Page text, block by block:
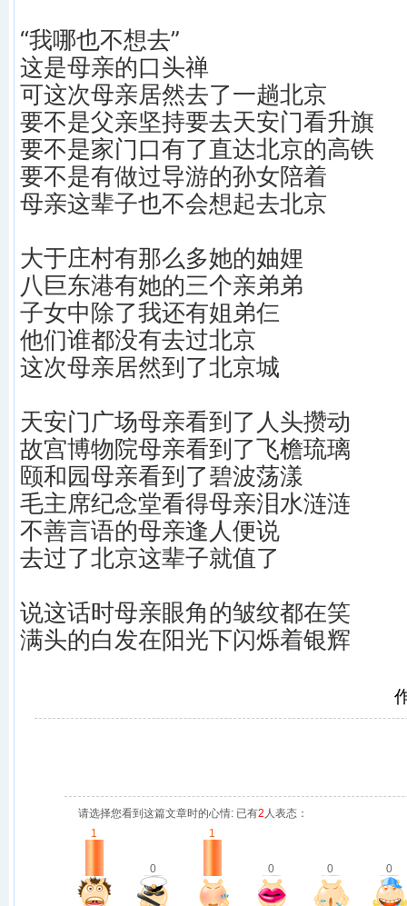
“我哪也不想去”
这是母亲的口头禅
可这次母亲居然去了一趟北京
要不是父亲坚持要去天安门看升旗
要不是家门口有了直达北京的高铁
要不是有做过导游的孙女陪着
母亲这辈子也不会想起去北京
大于庄村有那么多她的妯娌
八巨东港有她的三个亲弟弟
子女中除了我还有姐弟仨
他们谁都没有去过北京
这次母亲居然到了北京城
天安门广场母亲看到了人头攒动
故宫博物院母亲看到了飞檐琉璃
颐和园母亲看到了碧波荡漾
毛主席纪念堂看得母亲泪水涟涟
不善言语的母亲逢人便说
去过了北京这辈子就值了
说这话时母亲眼角的皱纹都在笑
满头的白发在阳光下闪烁着银辉
请选择您看到这篇文章时的心情: 已有2 人表态：
1
0
1
0 0 0